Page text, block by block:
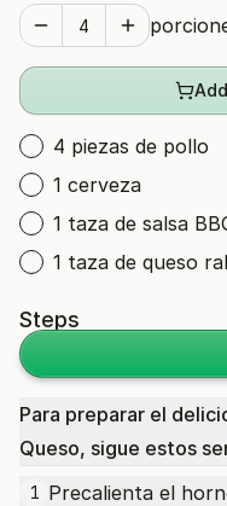
4 piezas de pollo
1 cerveza
1 taza de salsa
1 taza de queso
Steps
Para preparar el
Queso, sigue estos
1 Precalienta el